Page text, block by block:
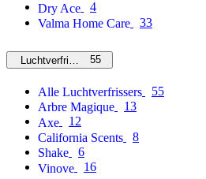
Dry Ace
4
Valma Home Care
33
Luchtverfrissers55
Alle Luchtverfrissers
55
Arbre Magique
13
Axe
12
California Scents
8
Shake
6
Vinove
16